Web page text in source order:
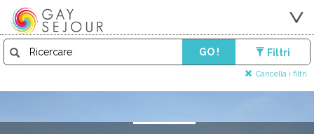
GO ! Filtri
Cancella i filtri